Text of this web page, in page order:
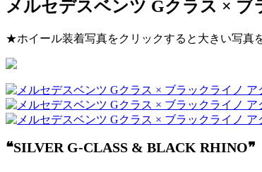
メルセデスベンツ Gクラス ×
★ホイール装着写真をクリックすると大きい写真
❝SILVER G-CLASS & BLACK RHINO❞